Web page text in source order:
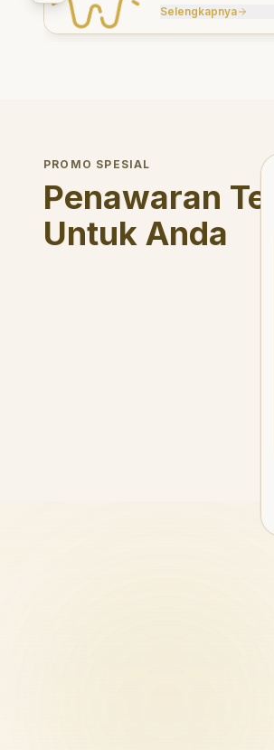
brighten your smile
and effectively.
Selengkapnya
PROMO SPESIAL
Penawaran
Untuk Anda